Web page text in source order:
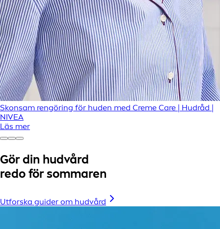
Skonsam rengöring för huden med Creme Care | Hudråd |
NIVEA
Läs mer
Gör din hudvård
redo för sommaren
Utforska guider om hudvård